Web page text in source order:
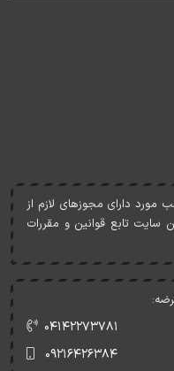
مورد دارای مجوزهای لازم از
سايت تابع قوانين و مقررات
۰۴۱۴۲۲۷۳۷۸۱
۰۹۲۱۶۴۲۶۳۸۴